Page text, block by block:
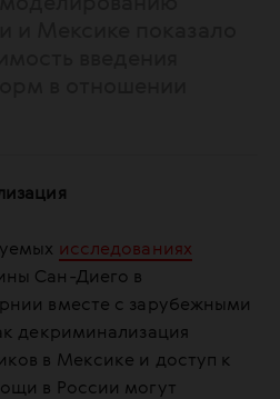
исследованиях
Сан-Диего в
вместе с зарубежными
декриминализация
в Мексике и доступ к
в России могут